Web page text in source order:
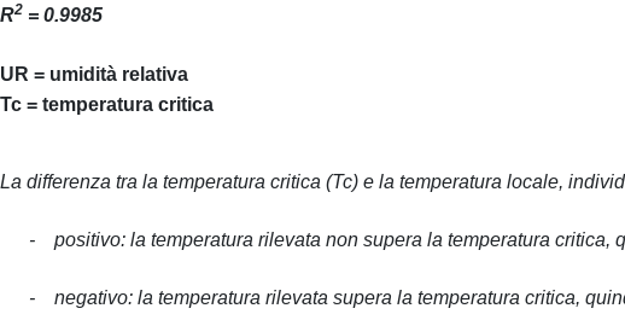
R2 = 0.9985
UR = umidità relativa
Tc = temperatura critica
La differenza tra la temperatura critica (Tc) e la temperatura locale,
- positivo: la temperatura rilevata non supera la temperatura critica,
- negativo: la temperatura rilevata supera la temperatura critica,